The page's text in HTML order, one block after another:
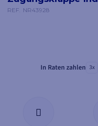
REF. NR43928
In Raten zahlen 3x